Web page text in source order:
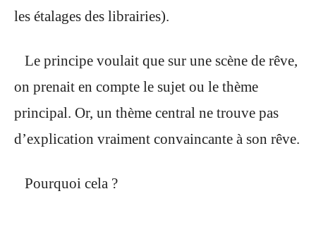
les étalages des librairies).
Le principe voulait que sur une scène de rêve,
on prenait en compte le sujet ou le thème
principal. Or, un thème central ne trouve pas
d’explication vraiment convaincante à son rêve.
Pourquoi cela ?